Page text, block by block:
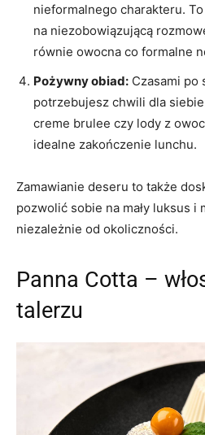
nieformalnego charakteru.
na niezobowiązującą
równie owocna co formalne
Pożywny obiad: Czasami po
potrzebujesz chwili dla
creme brulee czy lody z
idealne zakończenie lunchu.
Zamawianie deseru to także
pozwolić sobie na mały luksus i
niezależnie od okoliczności.
Panna Cotta –
talerzu